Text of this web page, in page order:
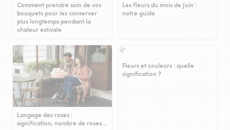
Comment prendre soin de vos
bouquets pour les conserver
plus longtemps pendant la
chaleur estivale
Les fleurs du mois de Juin :
notre guide
Langage des roses :
signification, nombre de roses…
Fleurs et couleurs : quelle
signification ?